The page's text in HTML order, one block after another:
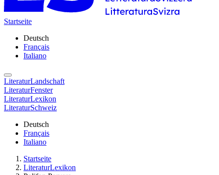
Startseite
Deutsch
Français
Italiano
LiteraturLandschaft
LiteraturFenster
LiteraturLexikon
LiteraturSchweiz
Deutsch
Français
Italiano
Startseite
LiteraturLexikon